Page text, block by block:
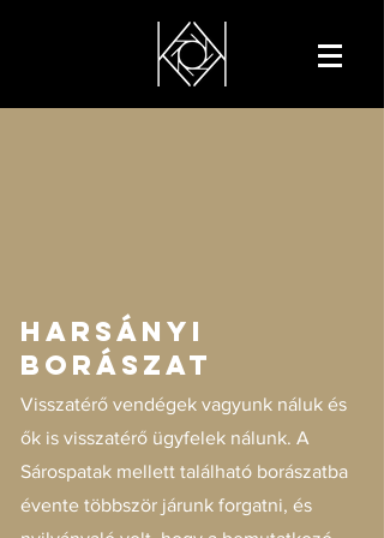
HARSÁNYI
BORÁSZAT
Visszatérő vendégek vagyunk náluk és
ők is visszatérő ügyfelek nálunk. A
Sárospatak mellett található borászatba
évente többször járunk forgatni, és